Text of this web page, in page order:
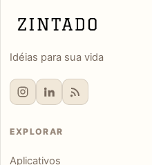
Idéias para sua vida
EXPLORAR
Aplicativos